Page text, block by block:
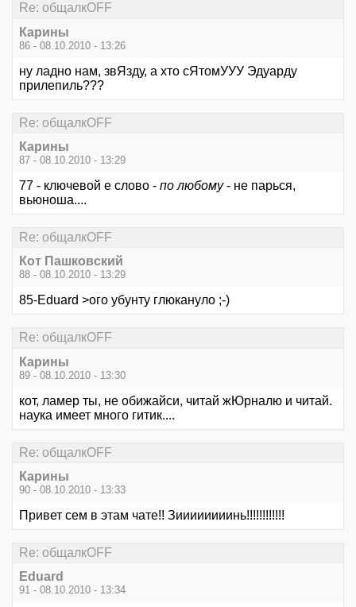
Re: общалкOFF
Карины
86 - 08.10.2010 - 13:26
ну ладно нам, звЯзду, а хто сЯтомУУУ Эдуарду
прилепиль???
Re: общалкOFF
Карины
87 - 08.10.2010 - 13:29
77 - ключевой е слово - по любому- не парься,
вьюноша....
Re: общалкOFF
Кот Пашковский
88 - 08.10.2010 - 13:29
85-Eduard >ого убунту глюкануло ;-)
Re: общалкOFF
Карины
89 - 08.10.2010 - 13:30
кот, ламер ты, не обижайси, читай жЮрналю и читай.
наука имеет много гитик....
Re: общалкOFF
Карины
90 - 08.10.2010 - 13:33
Привет сем в этам чате!! Зиииииииинь!!!!!!!!!!!!
Re: общалкOFF
Eduard
91 - 08.10.2010 - 13:34